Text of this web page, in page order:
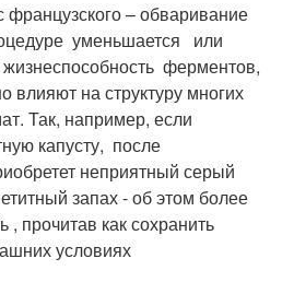
– обваривание
уменьшается или
ферментов,
влияют на структуру многих
Так, например, если
капусту, после
неприятный серый
запах - об этом более
прочитав как сохранить
условиях